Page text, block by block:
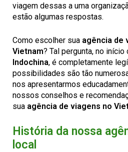
viagem dessas a uma
estão algumas respostas.
Como escolher sua agência de
Vietnam? Tal pergunta, no início
Indochina, é completamente
possibilidades são tão
nos apresentarmos
nossos conselhos e
sua agência de viagens no
História da nossa
local